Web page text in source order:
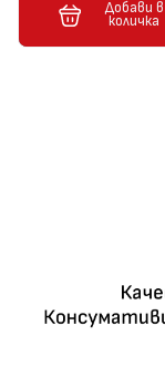
Добави в
количка